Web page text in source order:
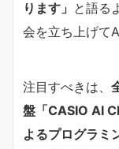
ります」 と語る
会を立ち上げて
注目すべきは、
盤「CASIO AI
よるプログラミ